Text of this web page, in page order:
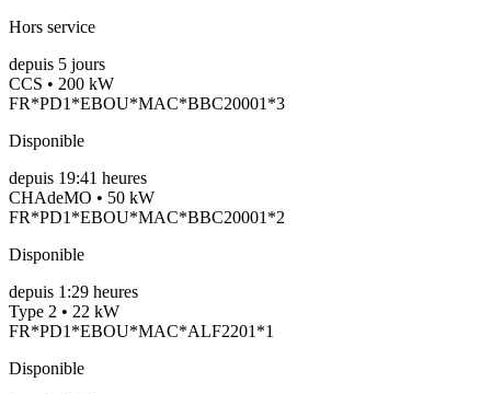
Hors service
depuis 5 jours
CCS • 200 kW
FR*PD1*EBOU*MAC*BBC20001*3
Disponible
depuis 19:41 heures
CHAdeMO • 50 kW
FR*PD1*EBOU*MAC*BBC20001*2
Disponible
depuis 1:29 heures
Type 2 • 22 kW
FR*PD1*EBOU*MAC*ALF2201*1
Disponible